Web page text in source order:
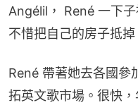
Angélil， René 一下
不惜把自己的房子抵
René 帶著她去各國參
拓英文歌市場。很快